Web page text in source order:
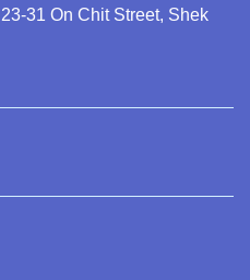
31 On Chit Street, Shek